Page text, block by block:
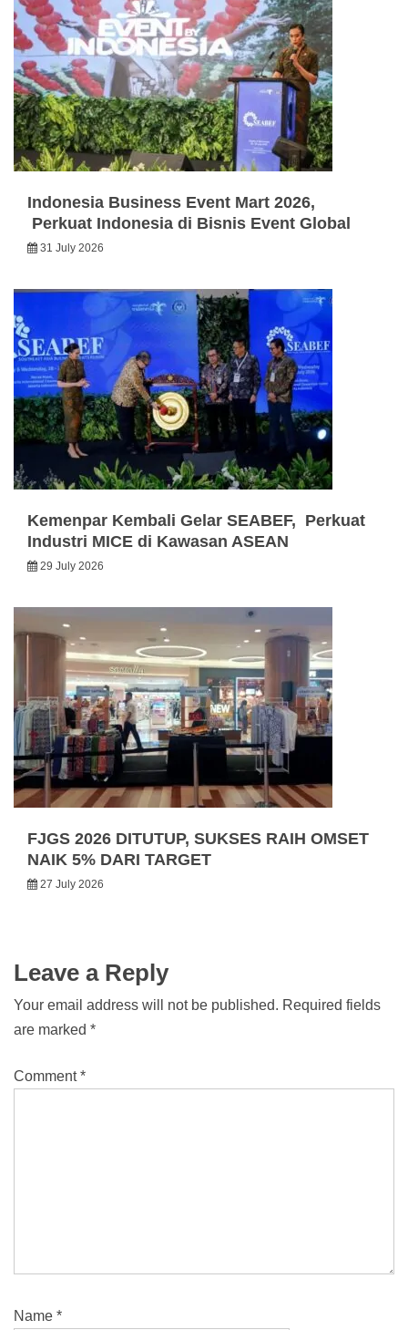
Indonesia Business Event Mart 2026,
Perkuat Indonesia di Bisnis Event Global
31 July 2026
Kemenpar Kembali Gelar SEABEF, Perkuat
Industri MICE di Kawasan ASEAN
29 July 2026
FJGS 2026 DITUTUP, SUKSES RAIH OMSET
NAIK 5% DARI TARGET
27 July 2026
Leave a Reply
Your email address will not be published. Required fields
are marked *
Comment*
Name *